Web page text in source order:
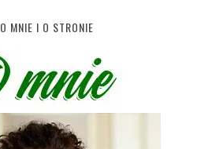
O MNIE I O STRONIE